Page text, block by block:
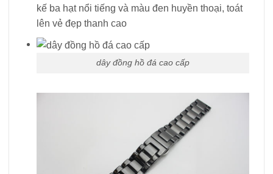
kế ba hạt nổi tiếng và màu đen huyền thoại, toát
lên vẻ đẹp thanh cao
dây đồng hồ đá cao cấp